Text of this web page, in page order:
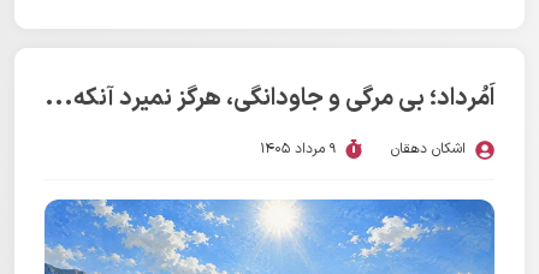
اَمُرداد؛ بی مرگی و جاودانگی، هرگز نمیرد آنکه...
اشکان دهقان 9 مرداد 1405